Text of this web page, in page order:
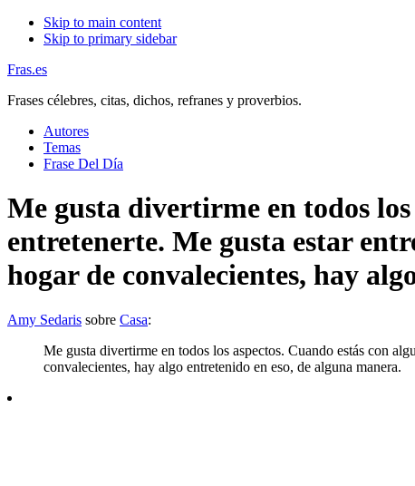
Skip to main content
Skip to primary sidebar
Fras.es
Frases célebres, citas, dichos, refranes y proverbios.
Autores
Temas
Frase Del Día
Me gusta divertirme en todos
entretenerte. Me gusta estar
hogar de convalecientes, hay
Amy Sedaris sobre Casa:
Me gusta divertirme en todos los aspectos. Cuando estás con
convalecientes, hay algo entretenido en eso, de alguna manera.